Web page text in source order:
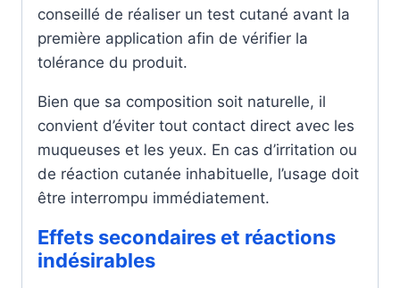
conseillé de réaliser un test cutané avant la
première application afin de vérifier la
tolérance du produit.
Bien que sa composition soit naturelle, il
convient d’éviter tout contact direct avec les
muqueuses et les yeux. En cas d’irritation ou
de réaction cutanée inhabituelle, l’usage doit
être interrompu immédiatement.
Effets secondaires et réactions
indésirables